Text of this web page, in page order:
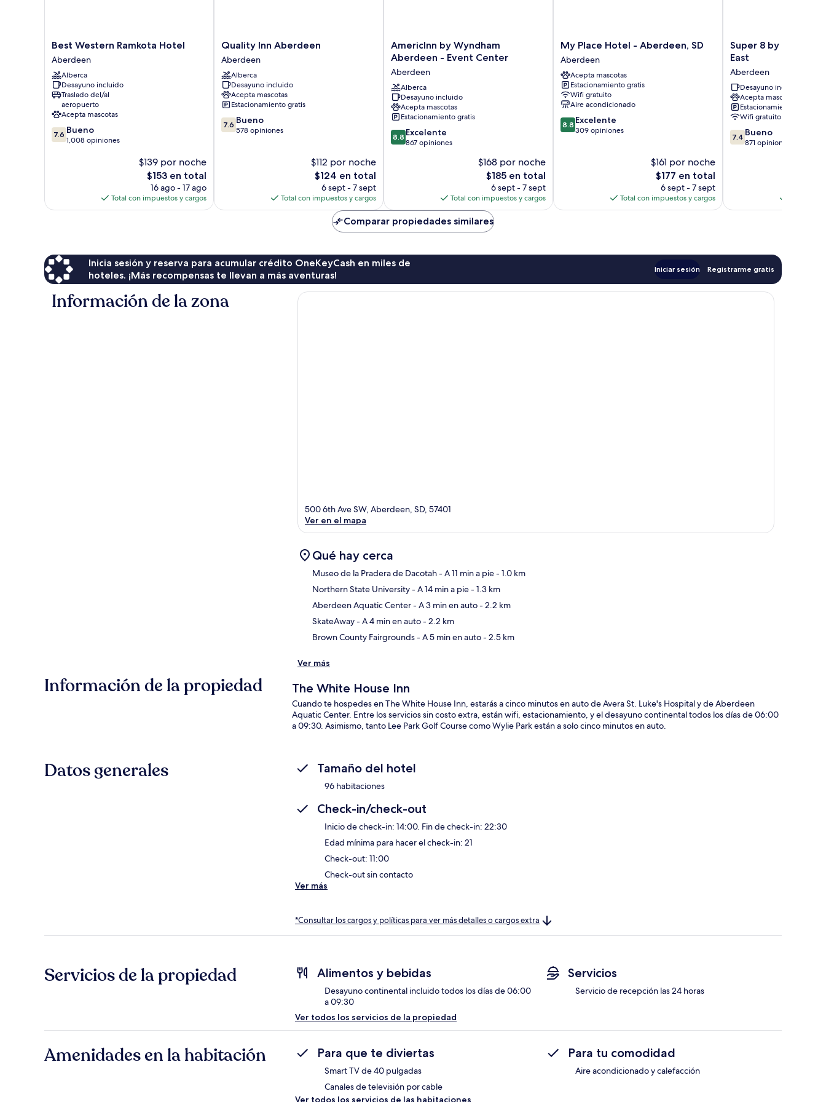
Best
Western
Ramkota
Hotel
Aberdeen
Best Western Ramkota Hotel
Aberdeen
Alberca
Desayuno incluido
Traslado del/al
aeropuerto
Acepta mascotas
7.6
de
7.6 Bueno
1,008 opiniones
$139 por noche
El
precio
actual
es
$153 en total
16 ago - 17 ago
Total con impuestos y cargos
Quality
Inn
Aberdeen
Aberdeen
Quality Inn Aberdeen
Aberdeen
Alberca
Desayuno incluido
Acepta mascotas
Estacionamiento gratis
7.6
de
7.6 Bueno
578 opiniones
$112 por noche
El
precio
actual
es
$124 en total
6 sept - 7 sept
Total con impuestos y cargos
AmericInn
by
Aberdeen
-
Event
Center
Aberdeen
AmericInn by Wyndham
Aberdeen - Event Center
Aberdeen
Alberca
Desayuno incluido
Acepta mascotas
Estacionamiento gratis
8.8
de
8.8 Excelente
867 opiniones
$168 por noche
El
precio
actual
es
de
$185
$185 en total
6 sept - 7 sept
Total con impuestos y cargos
My
Place
Hotel
-
Aberdeen,
SD
Aberdeen
My Place Hotel - Aberdeen, SD
Aberdeen
Acepta mascotas
Estacionamiento gratis
Wifi gratuito
Aire acondicionado
8.8
de
8.8 Excelente
309 opiniones
$161 por noche
El
precio
actual
es
$177 en total
6 sept - 7 sept
Total con impuestos y cargos
Super
8
Wyndham
Aberdeen
East
Aberdeen
Super 8 by
East
Aberdeen
Desayuno incluido
Acepta mascotas
Estacionamiento gratis
Wifi gratuito
7.4
de
7.4 Bueno
871 opiniones
Comparar propiedades similares
Inicia sesión y reserva para acumular crédito OneKeyCash en miles de
hoteles. ¡Más recompensas te llevan a más aventuras!
Iniciar sesión Registrarme gratis
Información de la zona
500 6th Ave SW, Aberdeen, SD, 57401
Ver en el mapa
Qué hay cerca
Museo de la Pradera de Dacotah- A 11 min a pie- 1.0 km
Northern State University- A 14 min a pie- 1.3 km
Aberdeen Aquatic Center- A 3 min en auto- 2.2 km
SkateAway- A 4 min en auto- 2.2 km
Brown County Fairgrounds- A 5 min en auto- 2.5 km
Ver más
Información de la propiedad The White House Inn
Cuando te hospedes en The White House Inn, estarás a cinco minutos en auto de Avera St. Luke's Hospital y de Aberdeen
Aquatic Center. Entre los servicios sin costo extra, están wifi, estacionamiento, y el desayuno continental todos los días de 06:00
a 09:30. Asimismo, tanto Lee Park Golf Course como Wylie Park están a solo cinco minutos en auto.
Datos generales Tamaño del hotel
96 habitaciones
Check-in/check-out
Inicio de check-in: 14:00. Fin de check-in: 22:30
Edad mínima para hacer el check-in: 21
Check-out: 11:00
Check-out sin contacto
Ver más
*Consultar los cargos y políticas para ver más detalles o cargos extra
Servicios de la propiedad Alimentos y bebidas
Desayuno continental incluido todos los días de 06:00
a 09:30
Servicios
Servicio de recepción las 24 horas
Ver todos los servicios de la propiedad
Amenidades en la habitación Para que te diviertas
Smart TV de 40 pulgadas
Canales de televisión por cable
Para tu comodidad
Aire acondicionado y calefacción
Ver todos los servicios de las habitaciones